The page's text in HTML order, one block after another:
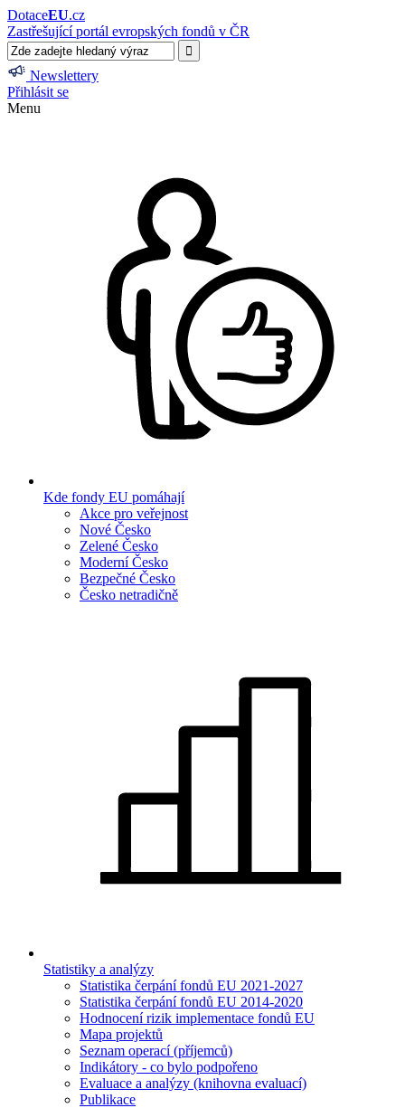
DotaceEU.cz
Zastřešující portál evropských fondů v ČR
Newslettery
Přihlásit se
Menu
Kde fondy EU pomáhají
Akce pro veřejnost
Nové Česko
Zelené Česko
Moderní Česko
Bezpečné Česko
Česko netradičně
Statistiky a analýzy
Statistika čerpání fondů EU 2021-2027
Statistika čerpání fondů EU 2014-2020
Hodnocení rizik implementace fondů EU
Mapa projektů
Seznam operací (příjemců)
Indikátory - co bylo podpořeno
Evaluace a analýzy (knihovna evaluací)
Publikace